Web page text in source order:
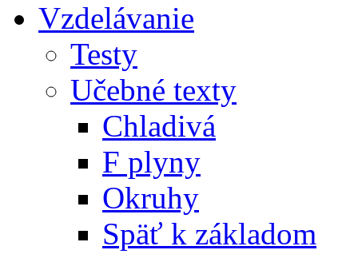
Vzdelávanie
Testy
Učebné texty
Chladivá
F plyny
Okruhy
Späť k základom